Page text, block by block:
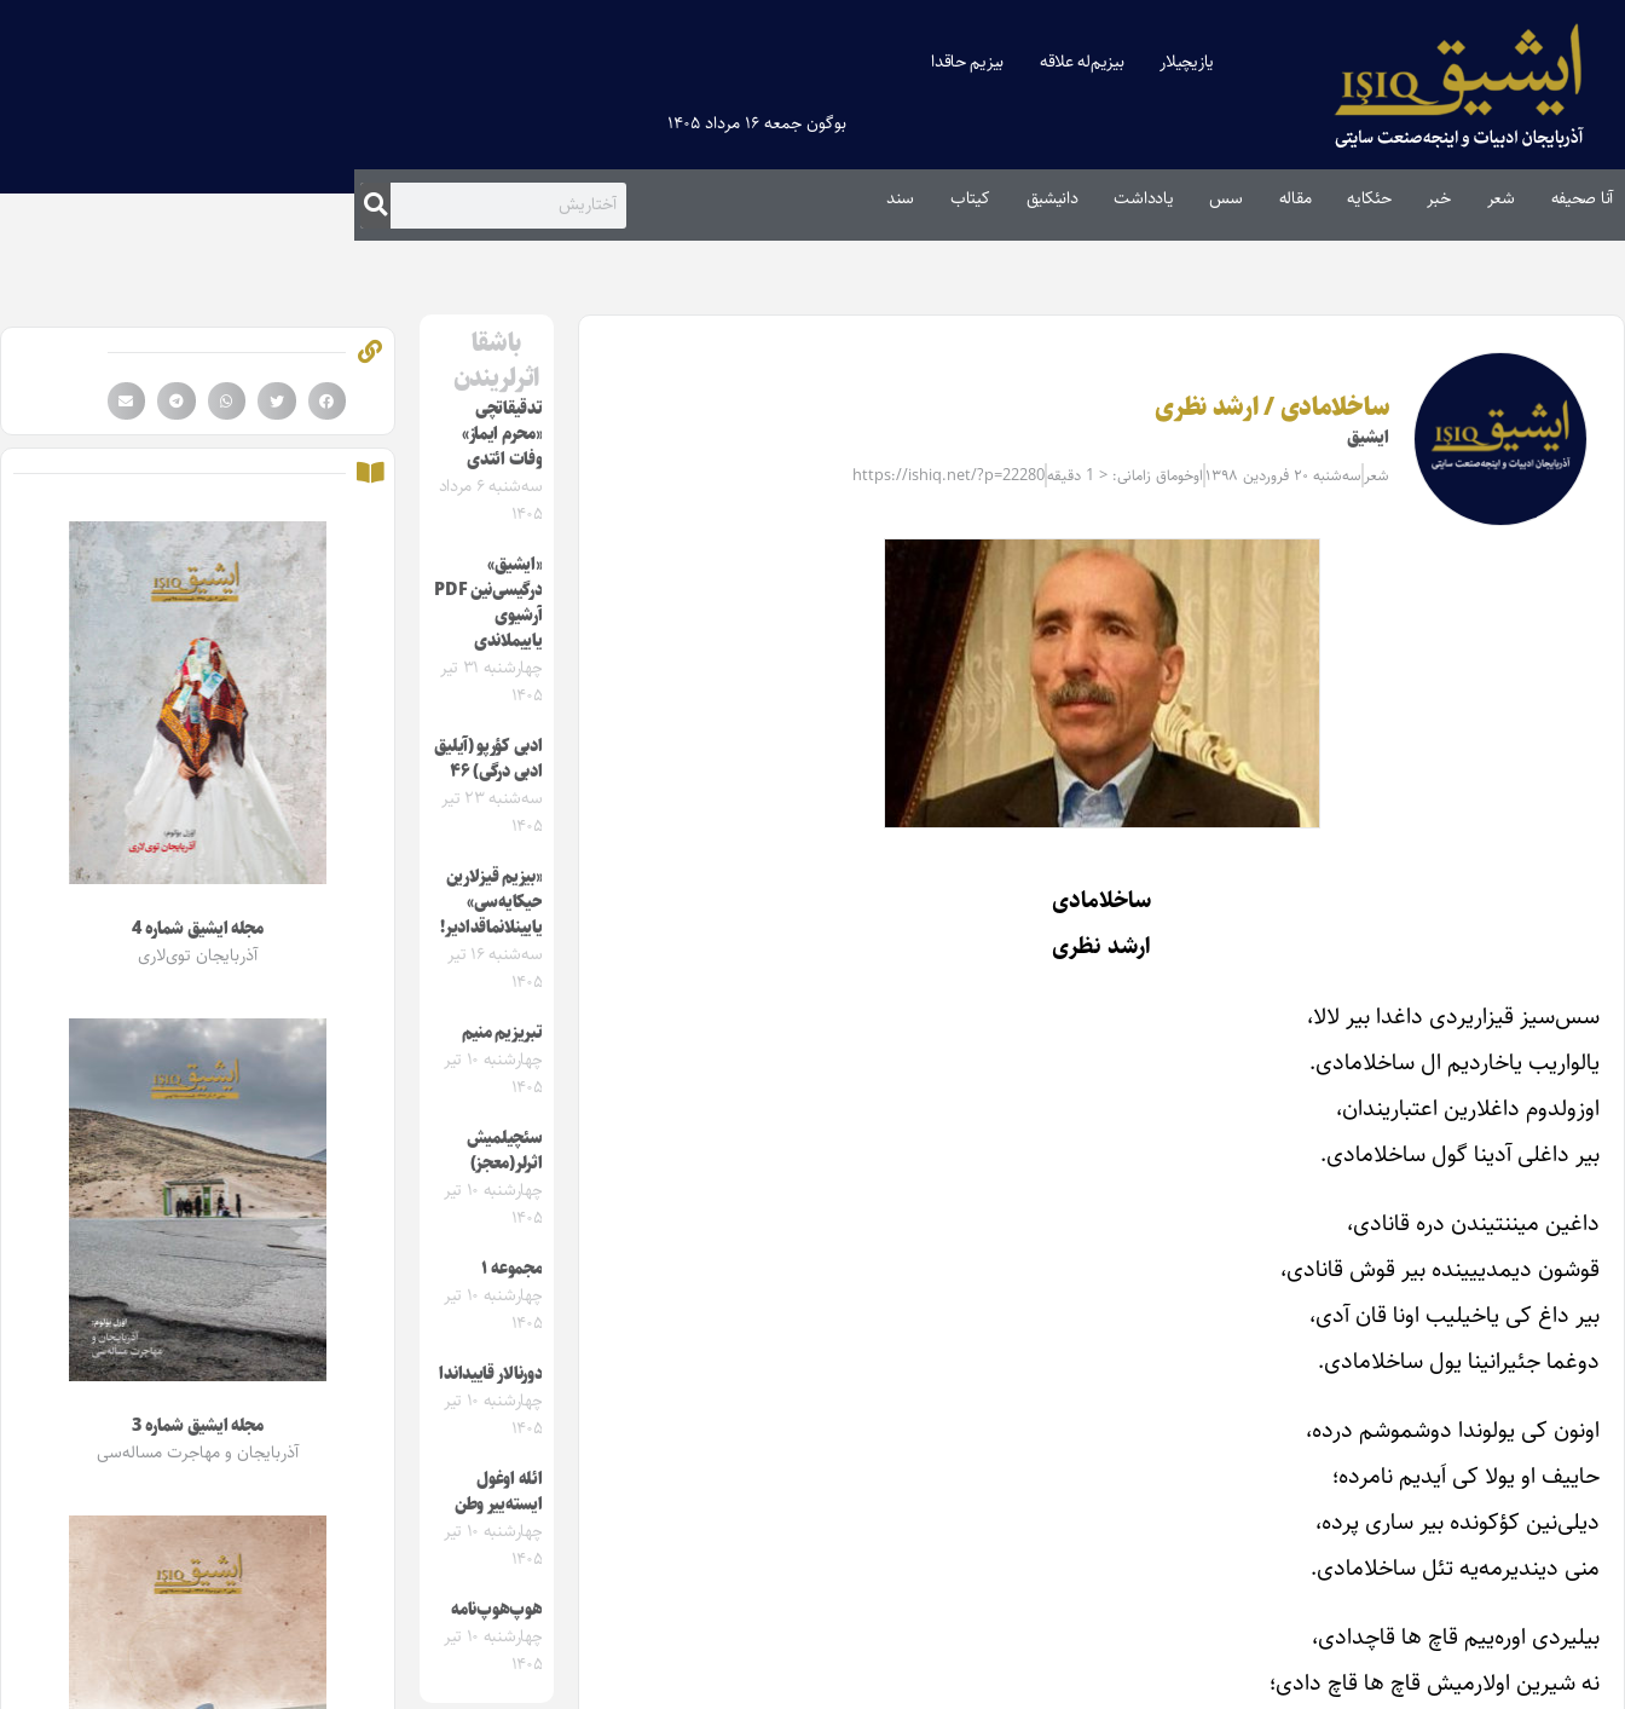
یازیچیلار بیزیم‌له علاقه بیزیم حاقدا
بوگون جمعه ۱۶ مرداد ۱۴۰۵
آنا صحیفه شعر خبر حئکایه مقاله‌ سس یادداشت دانیشیق کیتاب سند
ساخلامادی / ارشد نظری
ایشیق
شعر سه‌شنبه ۲۰ فروردین ۱۳۹۸ اوخوماق زامانی: < 1 دقیقه https://ishiq.net/?p=22280
ساخلامادی
ارشد نظری
سس‌سیز قیزاریردی داغدا بیر لالا،
یالواریب یاخاردیم ال ساخلامادی.
اوزولدوم داغلارین اعتباریندان،
بیر داغلی آدینا گول ساخلامادی.
داغین میننتیندن دره قانادی،
قوشون دیمدییینده بیر قوش قانادی،
بیر داغ کی یاخیلیب اونا قان آدی،
دوغما جئیرانینا یول ساخلامادی.
اونون کی یولوندا دوشموشم درده،
حاییف او یولا کی اَیدیم نامرده؛
دیلی‌نین کؤکونده بیر ساری پرده،
منی دیندیرمه‌یه تئل ساخلامادی.
بیلیردی اوره‌ییم قاچ ها قاچدادی،
نه شیرین اولارمیش قاچ ها قاچ دادی؛
باشقا
اثرلریندن
تدقیقاتچی
«محرم ایماز»
وفات ائتدی
سه‌شنبه ۶ مرداد
۱۴۰۵
«ایشیق»
درگیسی‌نین PDF
آرشیوی
یاییملاندی
چهارشنبه ۳۱ تیر
۱۴۰۵
ادبی کؤرپو (آیلیق
ادبی درگی) ۴۶
سه‌شنبه ۲۳ تیر
۱۴۰۵
«بیزیم قیزلارین
حیکایه‌سی»
یایینلانماقدادیر!
سه‌شنبه ۱۶ تیر
۱۴۰۵
تبریزیم منیم
چهارشنبه ۱۰ تیر
۱۴۰۵
سئچیلمیش
اثرلر(معجز)
چهارشنبه ۱۰ تیر
۱۴۰۵
مجموعه ۱
چهارشنبه ۱۰ تیر
۱۴۰۵
دورنالار قاییداندا
چهارشنبه ۱۰ تیر
۱۴۰۵
ائله اوغول
ایسته‌ییر وطن
چهارشنبه ۱۰ تیر
۱۴۰۵
هوپ‌هوپ‌نامه
چهارشنبه ۱۰ تیر
۱۴۰۵
مجله ایشیق شماره 4
آذربایجان توی‌لاری
مجله ایشیق شماره 3
آذربایجان و مهاجرت مساله‌سی